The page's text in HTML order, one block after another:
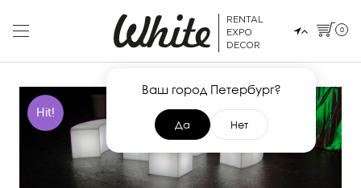
RENTAL
EXPO
DECOR
Ваш город Петербург?
Да Нет
0
Hit!